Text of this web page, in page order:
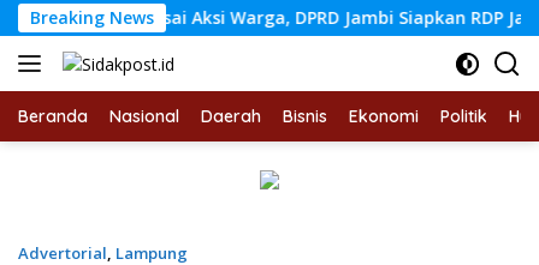
Langsung
ke
konten
Breaking News
Usai Aksi Warga, DPRD Jambi Siapkan RDP Jalan Simpang
Beranda Nasional Daerah Bisnis Ekonomi Politik
Advertorial, Lampung